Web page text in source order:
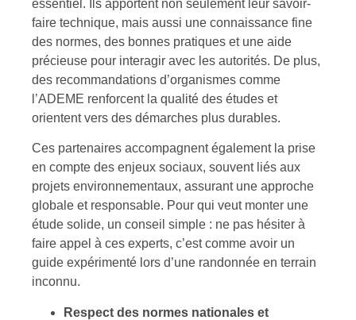
essentiel. Ils apportent non seulement leur savoir-
faire technique, mais aussi une connaissance fine
des normes, des bonnes pratiques et une aide
précieuse pour interagir avec les autorités. De plus,
des recommandations d’organismes comme
l’ADEME renforcent la qualité des études et
orientent vers des démarches plus durables.
Ces partenaires accompagnent également la prise
en compte des enjeux sociaux, souvent liés aux
projets environnementaux, assurant une approche
globale et responsable. Pour qui veut monter une
étude solide, un conseil simple : ne pas hésiter à
faire appel à ces experts, c’est comme avoir un
guide expérimenté lors d’une randonnée en terrain
inconnu.
Respect des normes nationales et